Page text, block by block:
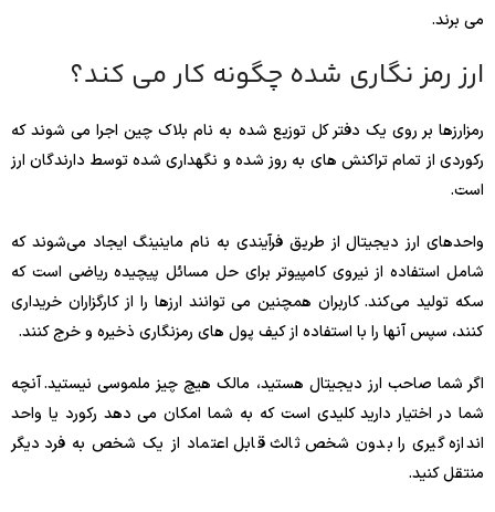
می برند.
ارز رمز نگاری شده چگونه کار می کند؟
رمزارزها بر روی یک دفتر کل توزیع شده به نام بلاک چین اجرا می شوند که
رکوردی از تمام تراکنش های به روز شده و نگهداری شده توسط دارندگان ارز
است.
واحدهای ارز دیجیتال از طریق فرآیندی به نام ماینینگ ایجاد می‌شوند که
شامل استفاده از نیروی کامپیوتر برای حل مسائل پیچیده ریاضی است که
سکه تولید می‌کند. کاربران همچنین می توانند ارزها را از کارگزاران خریداری
کنند، سپس آنها را با استفاده از کیف پول های رمزنگاری ذخیره و خرج کنند.
اگر شما صاحب ارز دیجیتال هستید، مالک هیچ چیز ملموسی نیستید. آنچه
شما در اختیار دارید کلیدی است که به شما امکان می دهد رکورد یا واحد
اندازه گیری را بدون شخص ثالث قابل اعتماد از یک شخص به فرد دیگر
منتقل کنید.